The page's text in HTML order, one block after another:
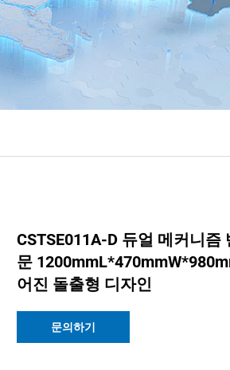
CSTSE011A-D 듀얼 메커니즘
문
어진 돌출형 디자인
문의하기